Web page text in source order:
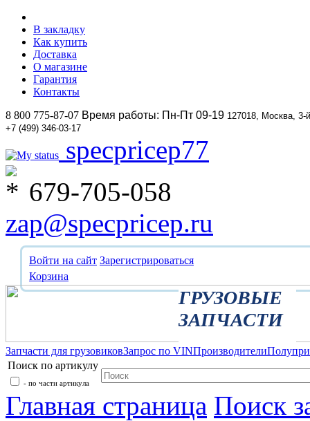
В закладку
Как купить
Доставка
О магазине
Гарантия
Контакты
8 800 775-87-07 Время работы: Пн-Пт 09-19 127018, Москва,
+7 (499) 346-03-17
specpricep77
679-705-058
zap@specpricep.ru
Войти на сайт Зарегистрироваться
Корзина
ГРУЗОВЫЕ
ЗАПЧАСТИ
Запчасти для грузовиковЗапрос по VINПроизводители
Поиск по артикулу
- по части артикула
Главная страница Поиск